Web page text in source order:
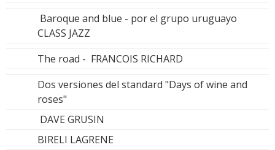
Baroque and blue - por el grupo uruguayo
CLASS JAZZ
The road - FRANCOIS RICHARD
Dos versiones del standard "Days of wine and
roses"
DAVE GRUSIN
BIRELI LAGRENE